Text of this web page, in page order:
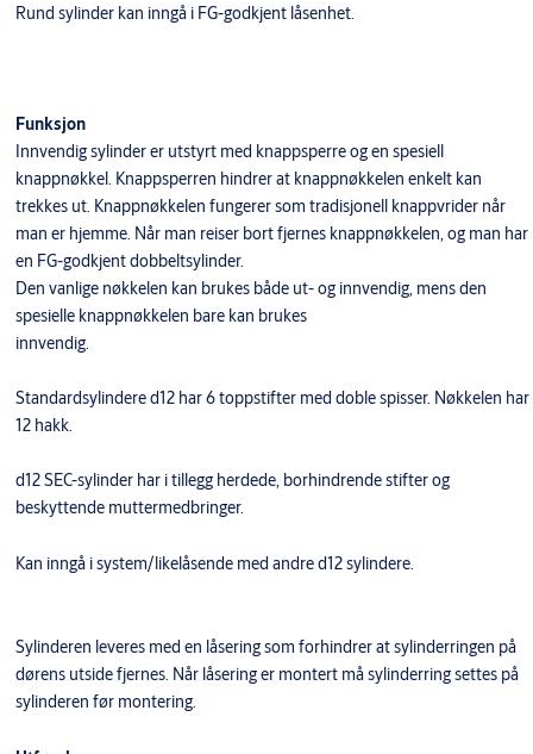
Rund sylinder kan inngå i FG-godkjent låsenhet.
Funksjon
Innvendig sylinder er utstyrt med knappsperre og en spesiell
knappnøkkel. Knappsperren hindrer at knappnøkkelen enkelt kan
trekkes ut. Knappnøkkelen fungerer som tradisjonell knappvrider når
man er hjemme. Når man reiser bort fjernes knappnøkkelen, og man har
en FG-godkjent dobbeltsylinder.
Den vanlige nøkkelen kan brukes både ut- og innvendig, mens den
spesielle knappnøkkelen bare kan brukes
innvendig.
Standardsylindere d12 har 6 toppstifter med doble spisser. Nøkkelen har
12 hakk.
d12 SEC-sylinder har i tillegg herdede, borhindrende stifter og
beskyttende muttermedbringer.
​Kan inngå i system/likelåsende med andre d12 sylindere.
Sylinderen leveres med en låsering som forhindrer at sylinderringen på
dørens utside fjernes. Når låsering er montert må sylinderring settes på
sylinderen før montering.